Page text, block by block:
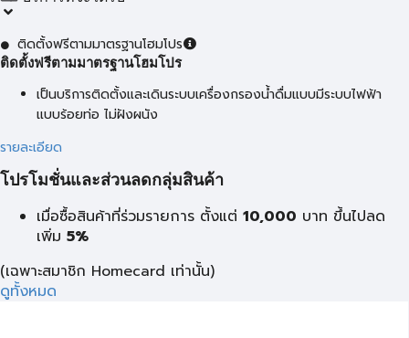
ติดตั้งฟรีตามมาตรฐานโฮมโปร
ติดตั้งฟรีตามมาตรฐานโฮมโปร
เป็นบริการติดตั้งและเดินระบบเครื่องกรองน้ำดื่มแบบมีระบบไฟฟ้า
แบบร้อยท่อ ไม่ฝังผนัง
รายละเอียด
โปรโมชั่นและส่วนลดกลุ่มสินค้า
เมื่อซื้อสินค้าที่ร่วมรายการ ตั้งแต่ 10,000 บาท ขึ้นไปลด
เพิ่ม 5%
(เฉพาะสมาชิก Homecard เท่านั้น)
ดูทั้งหมด